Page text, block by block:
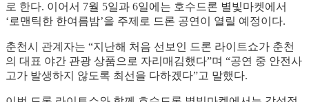
로 한다. 이어서 7월 5일과 6일에는 호수드론 별빛마켓에서
‘로맨틱한 한여름밤’을 주제로 드론 공연이 열릴 예정이다.
춘천시 관계자는 “지난해 처음 선보인 드론 라이트쇼가 춘천
의 대표 야간 관광 상품으로 자리매김했다”며 “공연 중 안전사
고가 발생하지 않도록 최선을 다하겠다”고 말했다.